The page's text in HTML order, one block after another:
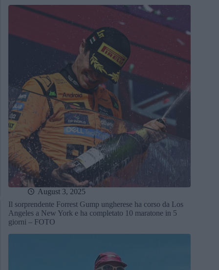
August 3, 2025
Il sorprendente Forrest Gump ungherese ha corso da Los
Angeles a New York e ha completato 10 maratone in 5
giorni – FOTO